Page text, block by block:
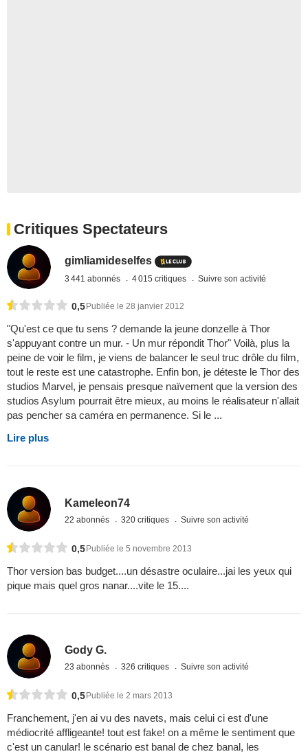
Critiques Spectateurs
gimliamideselfes
3 441 abonnés 4 015 critiques Suivre son activité
0,5 Publiée le 28 janvier 2012
"Qu'est ce que tu sens ? demande la jeune donzelle à Thor
s'appuyant contre un mur. - Un mur répondit Thor" Voilà, plus la
peine de voir le film, je viens de balancer le seul truc drôle du film,
tout le reste est une catastrophe. Enfin bon, je déteste le Thor des
studios Marvel, je pensais presque naïvement que la version des
studios Asylum pourrait être mieux, au moins le réalisateur n'allait
pas pencher sa caméra en permanence. Si le ...
Lire plus
Kameleon74
22 abonnés 320 critiques Suivre son activité
0,5Publiée le 5 novembre 2013
Thor version bas budget....un désastre oculaire...jai les yeux qui
pique mais quel gros nanar....vite le 15....
Gody G.
23 abonnés 326 critiques Suivre son activité
0,5Publiée le 2 mars 2013
Franchement, j'en ai vu des navets, mais celui ci est d'une
médiocrité affligeante! tout est fake! on a même le sentiment que
c'est un canular! le scénario est banal de chez banal, les